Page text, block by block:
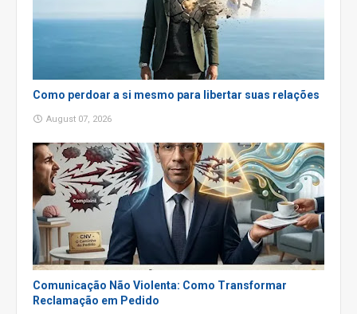
Como perdoar a si mesmo para libertar suas relações
August 07, 2026
Comunicação Não Violenta: Como Transformar
Reclamação em Pedido